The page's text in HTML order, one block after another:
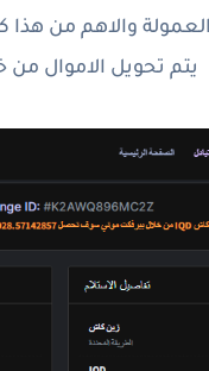
والاهم من
يتم تحويل الاموال من